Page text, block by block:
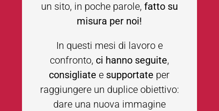
un sito, in poche parole, fatto su
misura per noi!
In questi mesi di lavoro e
confronto, ci hanno seguite,
consigliate e supportate per
raggiungere un duplice obiettivo:
dare una nuova immagine